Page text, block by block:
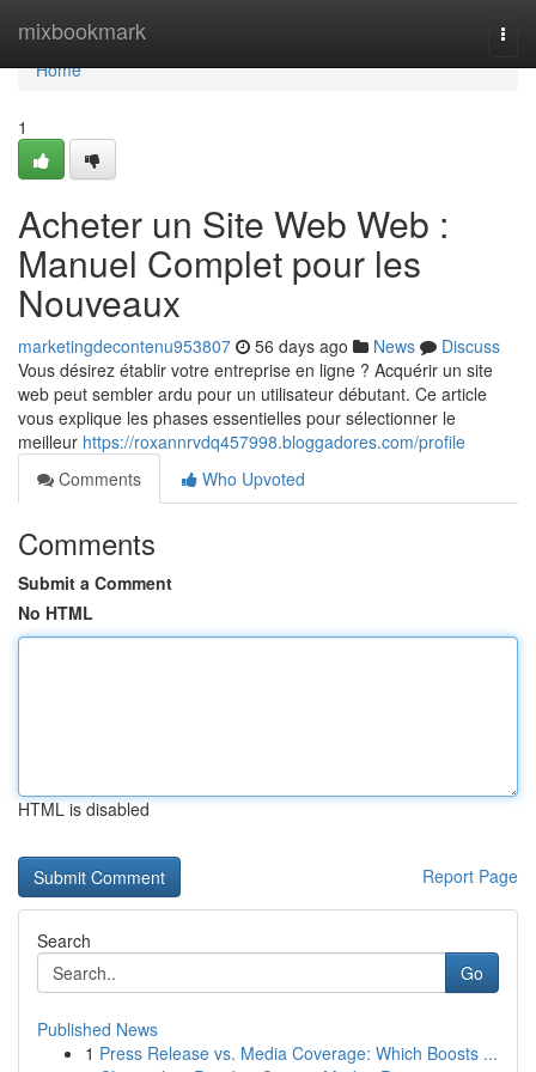
mixbookmark
Home
Home
1
Acheter un Site Web Web :
Manuel Complet pour les
Nouveaux
marketingdecontenu953807 56 days ago News
Discuss
Vous désirez établir votre entreprise en ligne ? Acquérir un site
web peut sembler ardu pour un utilisateur débutant. Ce article
vous explique les phases essentielles pour sélectionner le
meilleur https://roxannrvdq457998.bloggadores.com/profile
Comments
Who Upvoted
Comments
Submit a Comment
No HTML
HTML is disabled
Report Page
Search
Go
Published News
1 Press Release vs. Media Coverage: Which Boosts ...